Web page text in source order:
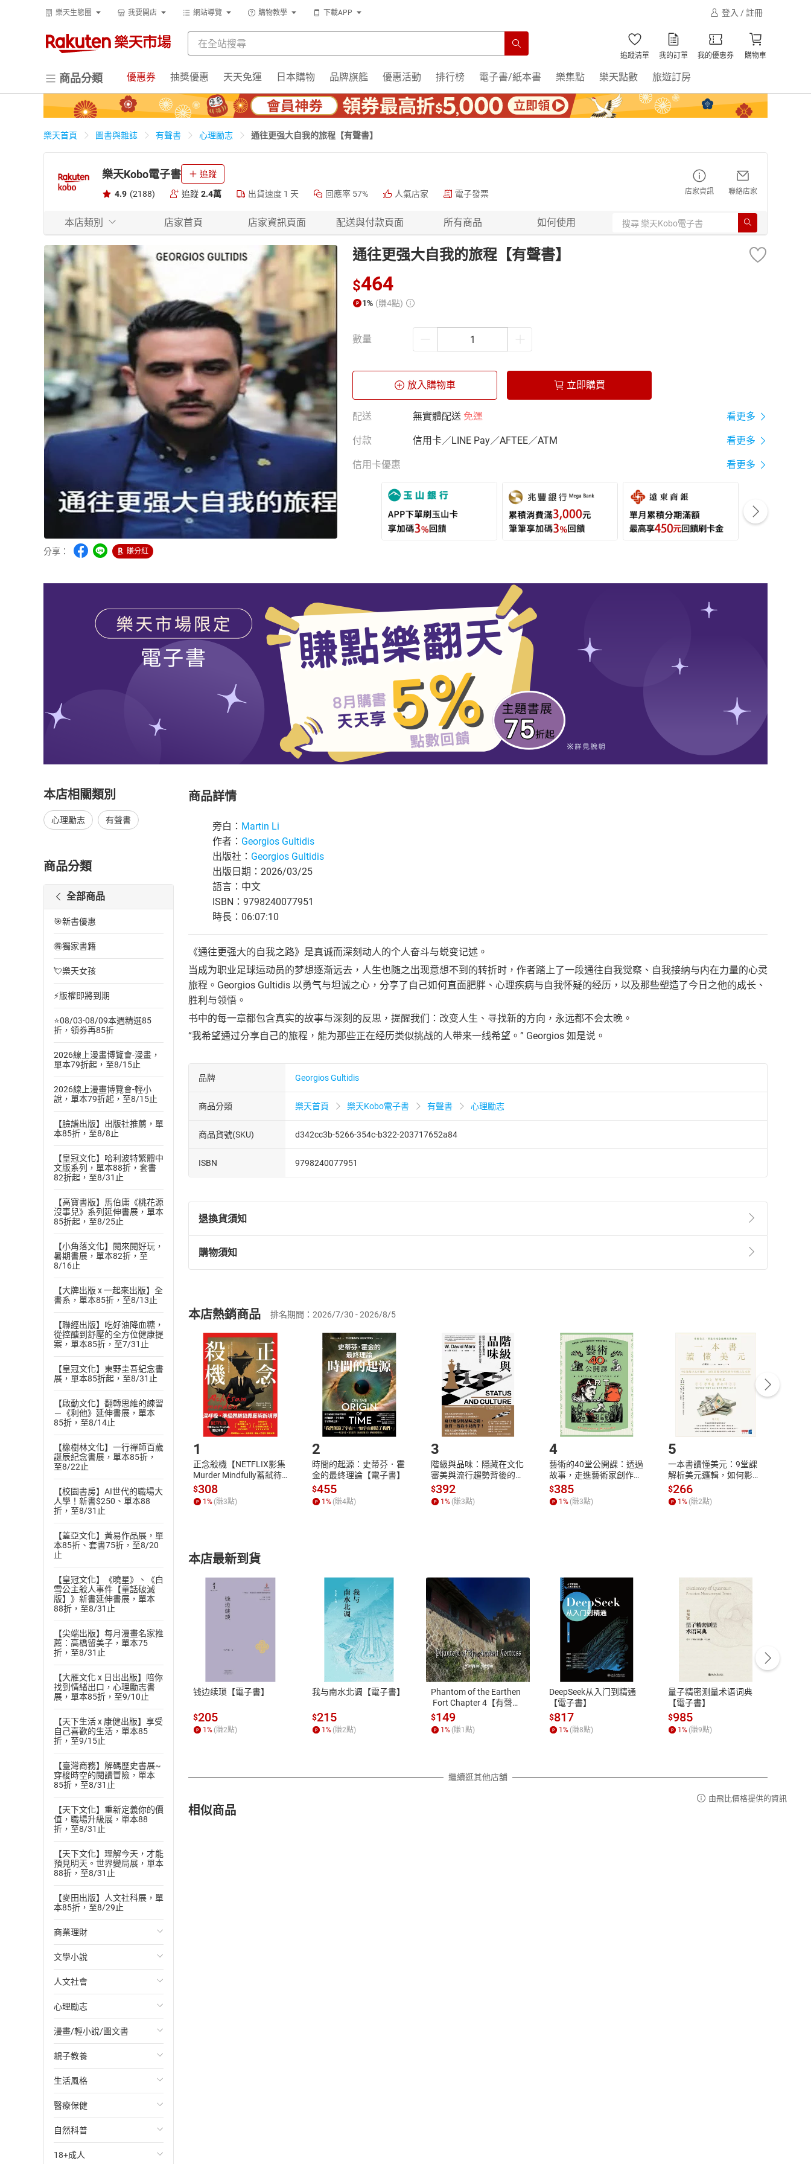
樂天生態圈 我要開店 網站導覽 購物教學 下載APP 登入 / 註冊
追蹤清單 我的訂單 我的優惠券 購物車
商品分類 優惠券 抽獎優惠 天天免運 日本購物 品牌旗艦 優惠活動 排行榜 電子書/紙本書 樂集點 樂天點數 旅遊訂房
樂天首頁 圖書與雜誌 有聲書 心理勵志 通往更强大自我的旅程【有聲書】
樂天Kobo電子書 追蹤
4.9 (2188) 追蹤 2.4萬 出貨速度 1 天 回應率 57% 人氣店家 電子發票 店家資訊 聯絡店家
本店類別 店家首頁 店家資訊頁面 配送與付款頁面 所有商品 如何使用
分享： 賺分紅
通往更强大自我的旅程【有聲書】
$464
1% (賺4點)
數量
放入購物車 立即購買
配送 無實體配送 免運 看更多
付款 信用卡／LINE Pay／AFTEE／ATM 看更多
信用卡優惠 看更多
本店相關類別
心理勵志 有聲書
商品分類
全部商品
🎯新書優惠
🉐獨家書籍
💘樂天女孩
⚡版權即將到期
⭐08/03-08/09本週精選85
折，領券再85折
2026線上漫畫博覽會-漫畫，
單本79折起，至8/15止
2026線上漫畫博覽會-輕小
說，單本79折起，至8/15止
【臉譜出版】出版社推薦，單
本85折，至8/8止
【皇冠文化】哈利波特繁體中
文版系列，單本88折，套書
82折起，至8/31止
【高寶書版】馬伯庸《桃花源
沒事兒》系列延伸書展，單本
85折起，至8/25止
【小角落文化】閱來閱好玩，
暑期書展，單本82折，至
8/16止
【大牌出版 x 一起來出版】全
書系，單本85折，至8/13止
【聯經出版】吃好油降血糖，
從控醣到舒壓的全方位健康提
案，單本85折，至7/31止
【皇冠文化】東野圭吾紀念書
展，單本85折起，至8/31止
【啟動文化】翻轉思維的練習
－《利他》延伸書展，單本
85折，至8/14止
【橡樹林文化】一行禪師百歲
誕辰紀念書展，單本85折，
至8/22止
【校園書房】AI世代的職場大
人學！新書$250、單本88
折，至8/31止
【蓋亞文化】黃易作品展，單
本85折、套書75折，至8/20
止
【皇冠文化】《曉星》、《白
雪公主殺人事件【童話破滅
版】》新書延伸書展，單本
88折，至8/31止
【尖端出版】每月漫畫名家推
薦：高橋留美子，單本75
折，至8/31止
【大雁文化 x 日出出版】陪你
找到情緒出口，心理勵志書
展，單本85折，至9/10止
【天下生活 x 康健出版】享受
自己喜歡的生活，單本85
折，至9/15止
【臺灣商務】解碼歷史書展~
穿梭時空的閱讀冒險，單本
85折，至8/31止
【天下文化】重新定義你的價
值，職場升級展，單本88
折，至8/31止
【天下文化】理解今天，才能
預見明天。世界變局展，單本
88折，至8/31止
【麥田出版】人文社科展，單
本85折，至8/29止
商業理財
投資理財
經濟/趨勢
財務/金融
管理/領導
職場工作術
成功法
行銷/廣告
傳記
商務/商學
文學小說
歐美文學
日本文學
韓國文學
華文文學
經典文學
成長/家庭生活小說
懸疑/推理小說
科幻/奇幻小說
人文社會
國際關係
政治
社會科學
台灣/中國歷史
日/韓歷史
其他歷史/史學
法律
心理勵志
心靈成長/情緒
人際關係
兩性關係
心理學
漫畫/輕小說/圖文書
輕小說
奇幻/科幻
愛情故事
職場/社會寫實
懸疑/推理
親子教養
教育現場
兒童文學/故事
兒童科普/學習
育兒百科
生活風格
飲食/食譜
健身/美顏
運動/遊戲
醫療保健
健康/養生
常見疾病
自然科普
生物科學
18+成人
商品詳情
旁白： Martin Li
作者： Georgios Gultidis
出版社： Georgios Gultidis
出版日期：2026/03/25
語言：中文
ISBN：9798240077951
時長：06:07:10
《通往更强大的自我之路》是真诚而深刻动人的个人奋斗与蜕变记述。
当成为职业足球运动员的梦想逐渐远去，人生也随之出现意想不到的转折时，作者踏上了一段通往自我觉察、自我接纳与内在力量的心灵
旅程。Georgios Gultidis 以勇气与坦诚之心，分享了自己如何直面肥胖、心理疾病与自我怀疑的经历，以及那些塑造了今日之他的成长、
胜利与领悟。
书中的每一章都包含真实的故事与深刻的反思，提醒我们：改变人生、寻找新的方向，永远都不会太晚。
“我希望通过分享自己的旅程，能为那些正在经历类似挑战的人带来一线希望。” Georgios 如是说。
品牌 Georgios Gultidis
商品分類 樂天首頁 樂天Kobo電子書 有聲書 心理勵志
商品貨號(SKU) d342cc3b-5266-354c-b322-203717652a84
ISBN 9798240077951
退換貨須知
退換貨規定：
(一)依消費者保護法第19條第1項後段暨通訊交易解除權合理例外情事適用準則第2條第5款之規定，「非以有形媒介提供之數位
(二)消費者訂購本店鋪之商品即代表知悉本店鋪所銷售之商品為電子書，屬非以有形媒介提供之數位內容，消費者同意若訂購後
且已下載/存取電子書，不得請求退貨退款。
退貨方式：您欲取消訂單或辦理退貨時，請登入樂天市場，並於「我的訂單」中點選「瀏覽訂單明細」
「申請取消訂單/ 退
貨」，本店鋪將依您的申請進行審核，待審核通過後將為您辦理退款事宜。
請注意，樂天市場須以整筆訂單為單位進行取消/退貨，恕無法以單支商品取消/退貨。
購物須知
挑選商品
Choose
放入購物車
Shopping cart
登入帳號
Login
付款方式
Payment
完成訂單
Complete
購書後，如何開始使用？
Step1.選擇閱讀載具 Step2.登入帳號，下載書籍後看書
付款方式
ATM轉帳、信用卡、LINE PAY、AFTEE
退換貨規範
本店是否提供消費者保護法七日猶豫期
之權利，遽消費者保護法及通訊交易解
除權合理例外情事適用準則，依商品性
質各有不同規定。詳細退換貨說明請參
照各商品說明。
客服資訊
服務時間：週一到週五 10:00-12:00、
13:00-17:00 (國定假日及例假日休息)
客服電話：0080-1857077
本店熱銷商品 排名期間：2026/7/30 - 2026/8/5
1
正念殺機【NETFLIX影集
Murder Mindfully蓄弒待
發】【電子書】
$308
1 % (賺3點)
2
時間的起源：史蒂芬．霍
金的最終理論【電子書】
$455
1 % (賺4點)
3
階級與品味：隱藏在文化
審美與流行趨勢背後的地
位渴望【電子書】
$392
1 % (賺3點)
4
藝術的40堂公開課：透過
故事，走進藝術家創作現
場，看藝術如何誕生、如
何形塑人類生活【電子
書】
$385
1% (賺3點)
5
一本書讀懂美元：9堂課
解析美元邏輯，如何影響
全球經濟和每個人的投資
【電子書】
$266
1% (賺2點)
本店最新到貨
钱边续琐【電子書】
$205
1% (賺2點)
我与南水北调【電子書】
$215
1% (賺2點)
Phantom of the Earthen
Fort Chapter 4【有聲
書】
$149
1% (賺1點)
DeepSeek从入门到精通
【電子書】
$817
1% (賺8點)
量子精密测量术语词典
【電子書】
$985
1% (賺9點)
繼續逛其他店舖
相似商品
由飛比價格提供的資訊